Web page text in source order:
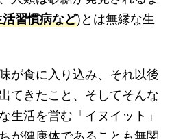
習慣病など)とは無縁な生
が食に入り込み、それ以後
てきたこと、そしてそんな
生活を営む「イヌイット」
が健康体であることも無関